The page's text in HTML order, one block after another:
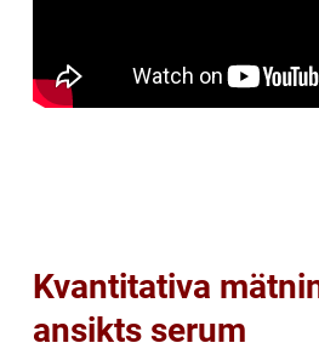
Kvantitativa
ansikts serum